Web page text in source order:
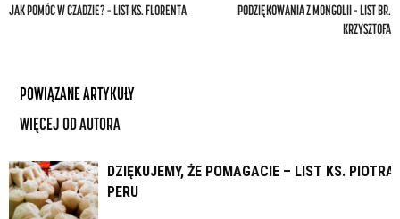
JAK POMÓC W CZADZIE? – LIST KS. FLORENTA
PODZIĘKOWANIA Z MONGOLII – LIST BR.
KRZYSZTOFA
POWIĄZANE ARTYKUŁY
WIĘCEJ OD AUTORA
DZIĘKUJEMY, ŻE POMAGACIE – LIST KS. PIOTRA
PERU